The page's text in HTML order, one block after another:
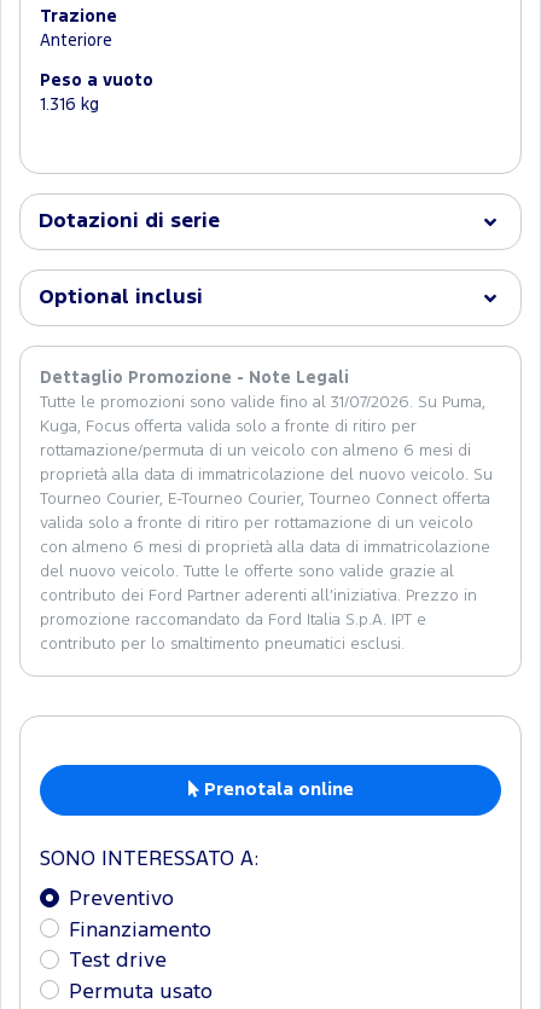
Trazione
Anteriore
Peso a vuoto
1.316 kg
Dotazioni di serie
Optional inclusi
Dettaglio Promozione - Note Legali
Tutte le promozioni sono valide fino al 31/07/2026. Su Puma,
Kuga, Focus offerta valida solo a fronte di ritiro per
rottamazione/permuta di un veicolo con almeno 6 mesi di
proprietà alla data di immatricolazione del nuovo veicolo. Su
Tourneo Courier, E-Tourneo Courier, Tourneo Connect offerta
valida solo a fronte di ritiro per rottamazione di un veicolo
con almeno 6 mesi di proprietà alla data di immatricolazione
del nuovo veicolo. Tutte le offerte sono valide grazie al
contributo dei Ford Partner aderenti all’iniziativa. Prezzo in
promozione raccomandato da Ford Italia S.p.A. IPT e
contributo per lo smaltimento pneumatici esclusi.
Prenotala online
SONO INTERESSATO A:
Preventivo
Finanziamento
Test drive
Permuta usato